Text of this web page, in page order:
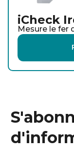
iCheck
Mesure le fer